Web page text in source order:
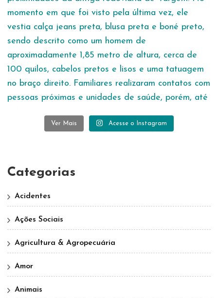
Ver Mais Acesse o Instagram
Categorias
Acidentes
Ações Sociais
Agricultura & Agropecuária
Amor
Animais